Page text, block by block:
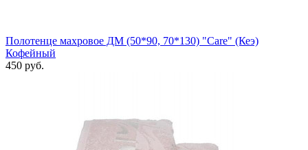
Полотенце махровое ДМ (50*90, 70*130) "Care" (Кеэ)
Кофейный
450 руб.